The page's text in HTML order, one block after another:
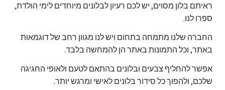
ראיתם בלון מסוים, יש לכם רעיון לבלונים מיוחדים לימי הולדת,
ספרו לנו.
החברה שלנו מתמחה בתחום ויש לנו מגוון רחב של דוגמאות
באתר, וכל התמונות באתר הן להמחשה בלבד.
אפשר להחליף צבעים ובלונים בהתאם לטעם ולאופי החגיגה
שלכם, ולהפוך כל סידור בלונים לאישי ומרגש יותר.